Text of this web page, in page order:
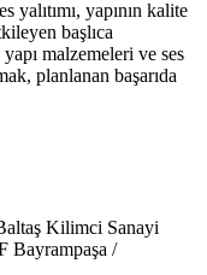
yalıtımı, yapının kalite
başlıca
malzemeleri ve ses
planlanan başarıda
Kilimci Sanayi
Bayrampaşa /